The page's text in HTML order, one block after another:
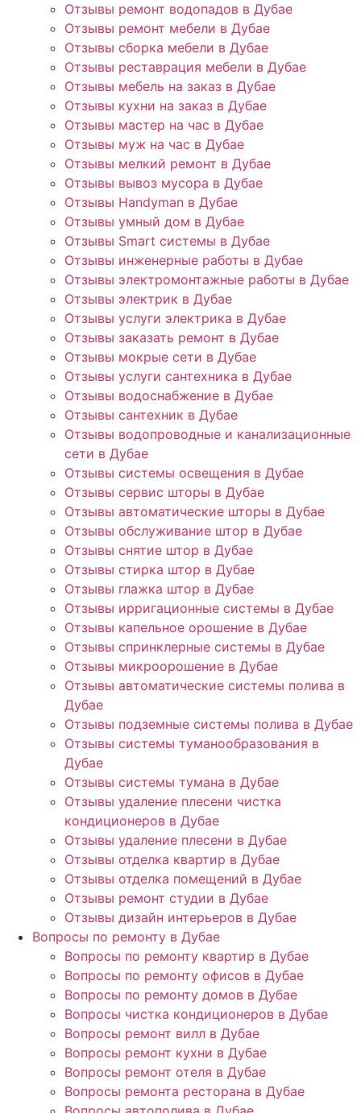
Отзывы ремонт водопадов в Дубае
Отзывы ремонт мебели в Дубае
Отзывы сборка мебели в Дубае
Отзывы реставрация мебели в Дубае
Отзывы мебель на заказ в Дубае
Отзывы кухни на заказ в Дубае
Отзывы мастер на час в Дубае
Отзывы муж на час в Дубае
Отзывы мелкий ремонт в Дубае
Отзывы вывоз мусора в Дубае
Отзывы Handyman в Дубае
Отзывы умный дом в Дубае
Отзывы Smart системы в Дубае
Отзывы инженерные работы в Дубае
Отзывы электромонтажные работы в Дубае
Отзывы электрик в Дубае
Отзывы услуги электрика в Дубае
Отзывы заказать ремонт в Дубае
Отзывы мокрые сети в Дубае
Отзывы услуги сантехника в Дубае
Отзывы водоснабжение в Дубае
Отзывы сантехник в Дубае
Отзывы водопроводные и канализационные
сети в Дубае
Отзывы системы освещения в Дубае
Отзывы сервис шторы в Дубае
Отзывы автоматические шторы в Дубае
Отзывы обслуживание штор в Дубае
Отзывы снятие штор в Дубае
Отзывы стирка штор в Дубае
Отзывы глажка штор в Дубае
Отзывы ирригационные системы в Дубае
Отзывы капельное орошение в Дубае
Отзывы спринклерные системы в Дубае
Отзывы микроорошение в Дубае
Отзывы автоматические системы полива в
Дубае
Отзывы подземные системы полива в Дубае
Отзывы системы туманообразования в
Дубае
Отзывы системы тумана в Дубае
Отзывы удаление плесени чистка
кондиционеров в Дубае
Отзывы удаление плесени в Дубае
Отзывы отделка квартир в Дубае
Отзывы отделка помещений в Дубае
Отзывы ремонт студии в Дубае
Отзывы дизайн интерьеров в Дубае
Вопросы по ремонту в Дубае
Вопросы по ремонту квартир в Дубае
Вопросы по ремонту офисов в Дубае
Вопросы по ремонту домов в Дубае
Вопросы чистка кондиционеров в Дубае
Вопросы ремонт вилл в Дубае
Вопросы ремонт кухни в Дубае
Вопросы ремонт отеля в Дубае
Вопросы ремонта ресторана в Дубае